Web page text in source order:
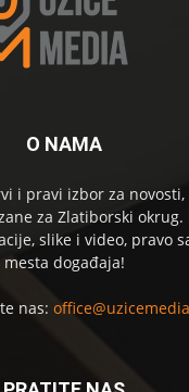
O NAMA
i pravi izbor za novosti,
za Zlatiborski okrug.
slike i video, pravo
mesta događaja!
nas: